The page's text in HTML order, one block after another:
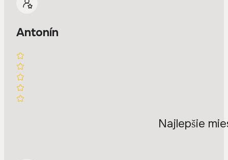
Antonín
Najlepšie